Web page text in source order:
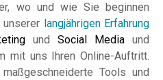
wo und wie Sie beginnen
langjährigen Erfahrung
und Social Media und
mit uns Ihren Online-Auftritt.
Tools und